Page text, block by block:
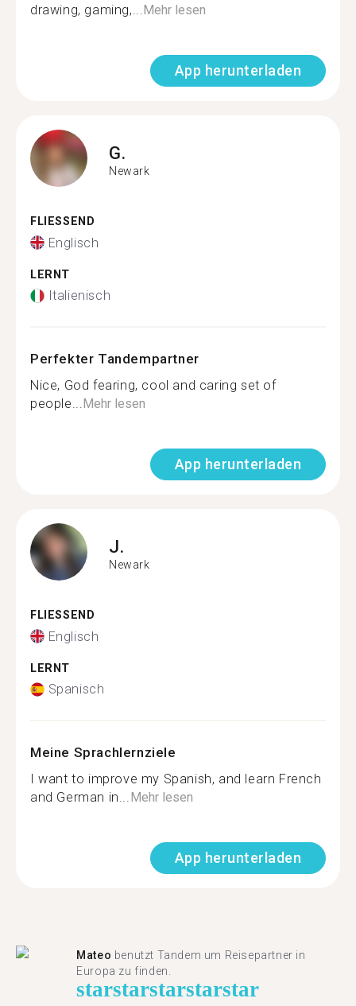
drawing, gaming,...Mehr lesen
App herunterladen
G.
Newark
FLIESSEND
Englisch
LERNT
Italienisch
Perfekter Tandempartner
Nice, God fearing, cool and caring set of
people...Mehr lesen
App herunterladen
J.
Newark
FLIESSEND
Englisch
LERNT
Spanisch
Meine Sprachlernziele
I want to improve my Spanish, and learn French
and German in...Mehr lesen
App herunterladen
Mateo benutzt Tandem um Reisepartner in
Europa zu finden.
starstarstarstarstar